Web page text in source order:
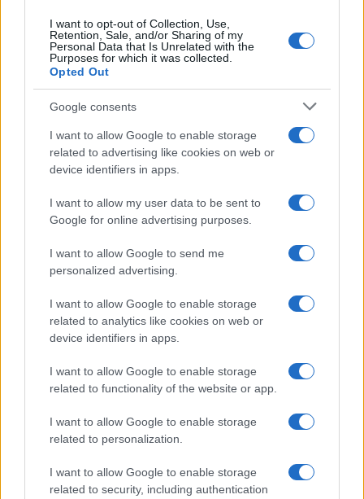
I want to opt-out of Collection, Use,
Retention, Sale, and/or Sharing of my
Personal Data that Is Unrelated with the
Purposes for which it was collected.
Opted Out
Google consents
I want to allow Google to enable storage
related to advertising like cookies on web or
device identifiers in apps.
I want to allow my user data to be sent to
Google for online advertising purposes.
I want to allow Google to send me
personalized advertising.
I want to allow Google to enable storage
related to analytics like cookies on web or
device identifiers in apps.
I want to allow Google to enable storage
related to functionality of the website or app.
I want to allow Google to enable storage
related to personalization.
I want to allow Google to enable storage
related to security, including authentication
Frasi celebri
Frasi da condividere
Poesie
FILM
Frasi dei film
Frasi film più lette
Incipit dei film
Film più cercati
Frasi sul cinema
SERVIZI
Mappa del sito
Cookie Policy
Frasi suddivise per tema
Indice degli autori
Aforismi .meglio.it è l'archivio web dedicato a frasi,
aforismi e citazioni più grande del web (137.905 frasi in